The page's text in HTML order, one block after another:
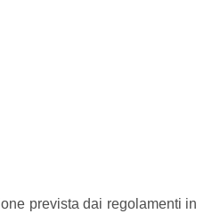
prevista dai regolamenti in